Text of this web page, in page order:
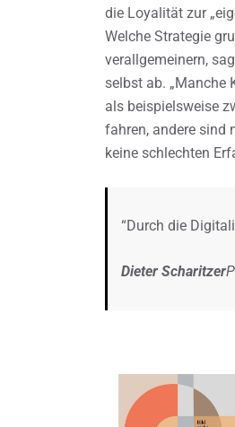
die Loyalität zur
Welche Strategie
verallgemeinern,
selbst ab. „Manche
als beispielsweise
fahren, andere sind
keine schlechten
“Durch die
Dieter Scharitzer